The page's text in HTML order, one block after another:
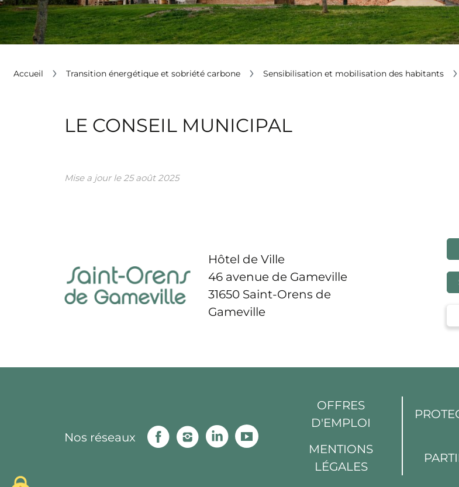
Accueil Transition énergétique et sobriété carbone Sensibilisation et mobilisation des habitants
LE CONSEIL MUNICIPAL
Mise a jour le25 août 2025
Hôtel de Ville
46 avenue de Gameville
31650 Saint-Orens de
Gameville
Nos réseaux
FacebookInstagramLinkedin
OFFRES
D'EMPLOI
MENTIONS
LÉGALES